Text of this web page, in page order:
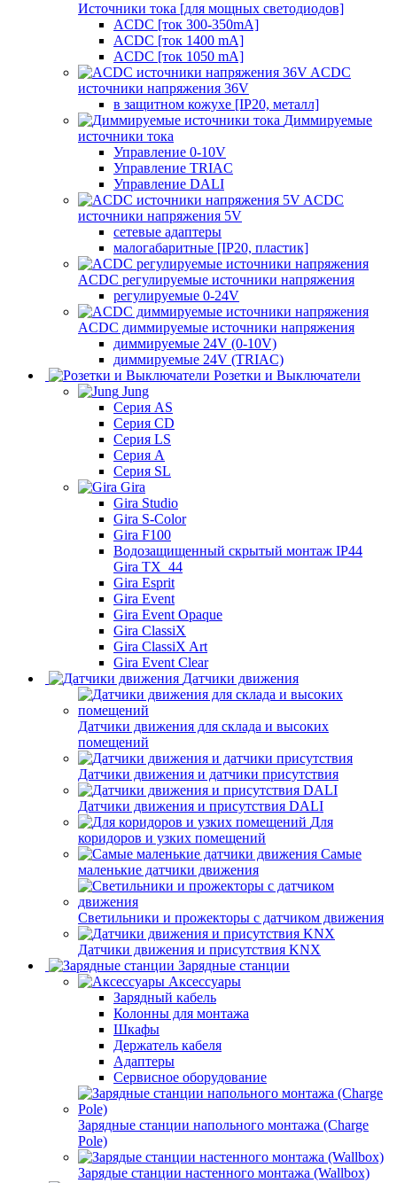
Источники тока [для мощных светодиодов]
ACDC [ток 300-350mA]
ACDC [ток 1400 mA]
ACDC [ток 1050 mA]
ACDC
источники напряжения 36V
в защитном кожухе [IP20, металл]
Диммируемые
источники тока
Управление 0-10V
Управление TRIAC
Управление DALI
ACDC
источники напряжения 5V
сетевые адаптеры
малогабаритные [IP20, пластик]
ACDC регулируемые источники напряжения
регулируемые 0-24V
ACDC диммируемые источники напряжения
диммируемые 24V (0-10V)
диммируемые 24V (TRIAC)
Розетки и Выключатели
Jung
Серия AS
Серия CD
Серия LS
Серия A
Серия SL
Gira
Gira Studio
Gira S-Color
Gira F100
Водозащищенный скрытый монтаж IP44
Gira TX_44
Gira Esprit
Gira Event
Gira Event Opaque
Gira ClassiX
Gira ClassiX Art
Gira Event Clear
Датчики движения
Датчики движения для склада и высоких
помещений
Датчики движения и датчики присутствия
Датчики движения и присутствия DALI
Для
коридоров и узких помещений
Самые
маленькие датчики движения
Светильники и прожекторы с датчиком движения
Датчики движения и присутствия KNX
Зарядные станции
Аксессуары
Зарядный кабель
Колонны для монтажа
Шкафы
Держатель кабеля
Адаптеры
Сервисное оборудование
Зарядные станции напольного монтажа (Charge
Pole)
Зарядые станции настенного монтажа (Wallbox)